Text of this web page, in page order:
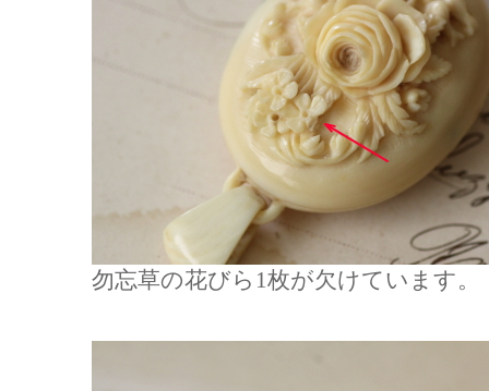
勿忘草の花びら1枚が欠けています。